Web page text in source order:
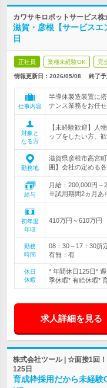
カワサキロボットサービス株
滋賀・彦根【サービス
日
正社員 業種未経験OK 完
情報更新日：2026/05/08 終了予
仕事内容
半導体製造装置に
ナンス業務をお任せ
対象と
なる方
【未経験歓迎】人
ップをしたい方、歓
勤務地
滋賀県彦根市高宮
囲】会社の定める
給与
月給：200,000円
※試用期間2ヵ月あ
初年度
年収
410万円～610万円
勤務
時間
08：30～17：30所
有無：有
休日
休暇
* 年間休日125日*
季休暇* 有給休暇*
求人詳細を見る
株式会社ツール | ☆面接1回
125日
育成枠採用だから未経